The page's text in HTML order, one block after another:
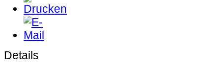
Details